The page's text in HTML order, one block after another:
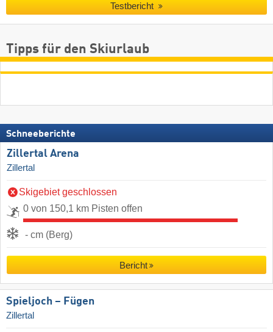
Testbericht
Tipps für den Skiurlaub
Schneeberichte
Zillertal Arena
Zillertal
Skigebiet geschlossen
0 von 150,1 km Pisten offen
- cm (Berg)
Bericht
Spieljoch – Fügen
Zillertal